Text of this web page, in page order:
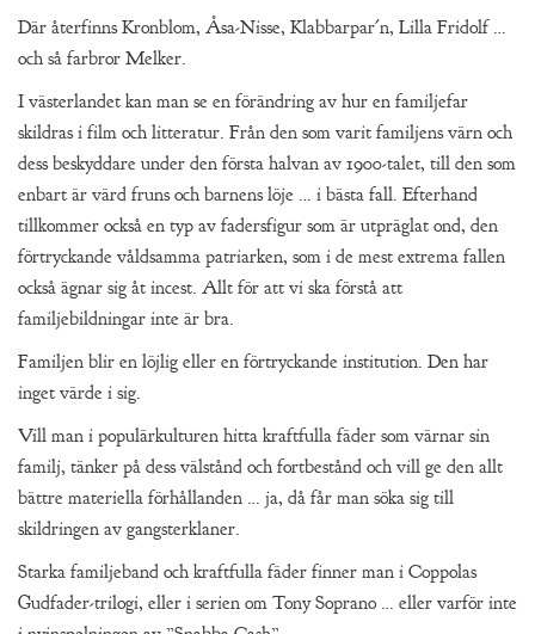
Där återfinns Kronblom, Åsa-Nisse, Klabbarpar´n, Lilla Fridolf …
och så farbror Melker.
I västerlandet kan man se en förändring av hur en familjefar
skildras i film och litteratur. Från den som varit familjens värn och
dess beskyddare under den första halvan av 1900-talet, till den som
enbart är värd fruns och barnens löje … i bästa fall. Efterhand
tillkommer också en typ av fadersfigur som är utpräglat ond, den
förtryckande våldsamma patriarken, som i de mest extrema fallen
också ägnar sig åt incest. Allt för att vi ska förstå att
familjebildningar inte är bra.
Familjen blir en löjlig eller en förtryckande institution. Den har
inget värde i sig.
Vill man i populärkulturen hitta kraftfulla fäder som värnar sin
familj, tänker på dess välstånd och fortbestånd och vill ge den allt
bättre materiella förhållanden … ja, då får man söka sig till
skildringen av gangsterklaner.
Starka familjeband och kraftfulla fäder finner man i Coppolas
Gudfader-trilogi, eller i serien om Tony Soprano … eller varför inte